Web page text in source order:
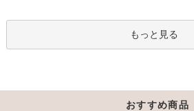
もっと見る
おすすめ商品